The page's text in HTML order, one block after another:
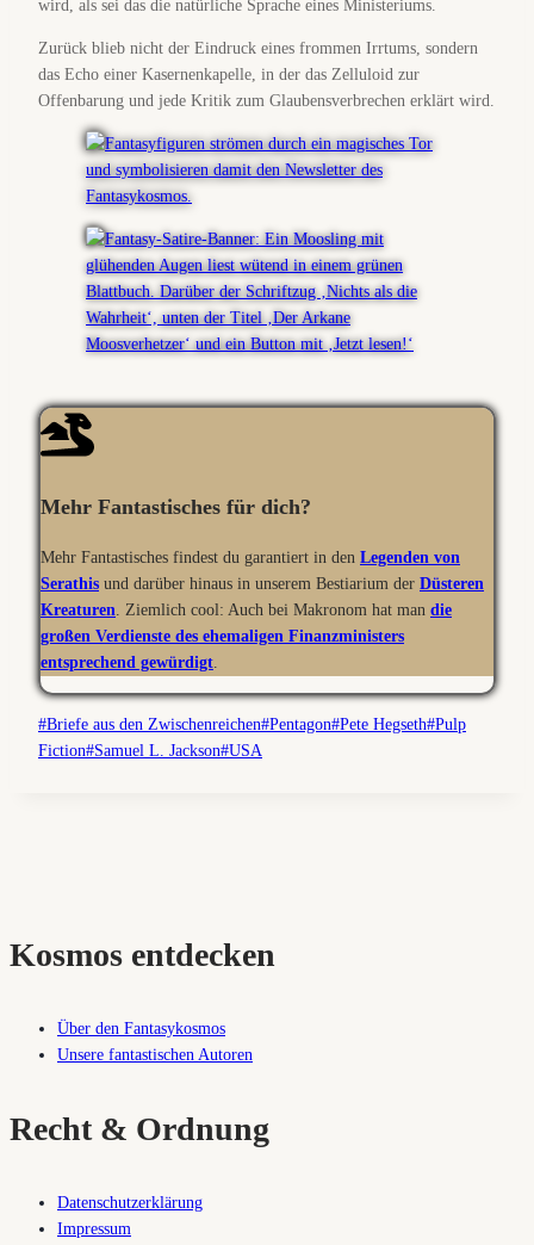
wird, als sei das die natürliche Sprache eines Ministeriums.
Zurück blieb nicht der Eindruck eines frommen Irrtums, sondern
das Echo einer Kasernenkapelle, in der das Zelluloid zur
Offenbarung und jede Kritik zum Glaubensverbrechen erklärt wird.
Mehr Fantastisches für dich?
Mehr Fantastisches findest du garantiert in den Legenden von
Serathis und darüber hinaus in unserem Bestiarium der Düsteren
Kreaturen . Ziemlich cool: Auch bei Makronom hat man die
großen Verdienste des ehemaligen Finanzministers
entsprechend gewürdigt
Schlagworte:
#Briefe aus den Zwischenreichen#Pentagon#Pete Hegseth#Pulp
Fiction#Samuel L. Jackson#USA
Kosmos entdecken
Über den Fantasykosmos
Unsere fantastischen Autoren
Recht & Ordnung
Datenschutzerklärung
Impressum